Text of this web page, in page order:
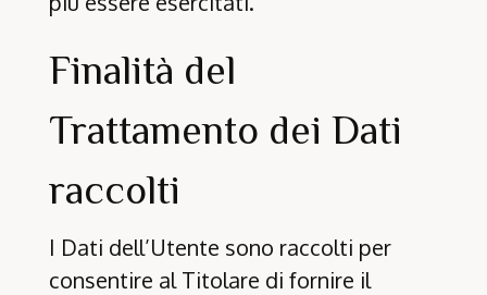
Finalità del
Trattamento dei Dati
raccolti
I Dati dell’Utente sono raccolti per
consentire al Titolare di fornire il